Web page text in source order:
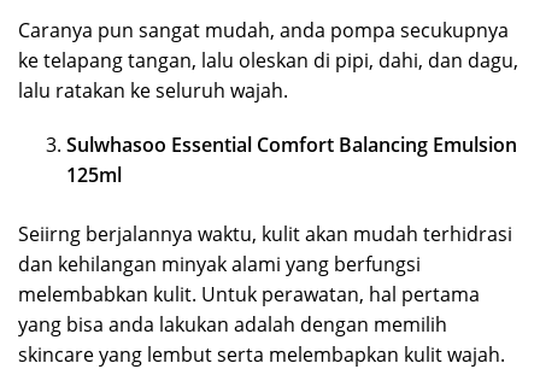
Caranya pun sangat mudah, anda pompa secukupnya
ke telapang tangan, lalu oleskan di pipi, dahi, dan dagu,
lalu ratakan ke seluruh wajah.
Sulwhasoo Essential Comfort Balancing Emulsion
125ml
Seiirng berjalannya waktu, kulit akan mudah terhidrasi
dan kehilangan minyak alami yang berfungsi
melembabkan kulit. Untuk perawatan, hal pertama
yang bisa anda lakukan adalah dengan memilih
skincare yang lembut serta melembapkan kulit wajah.